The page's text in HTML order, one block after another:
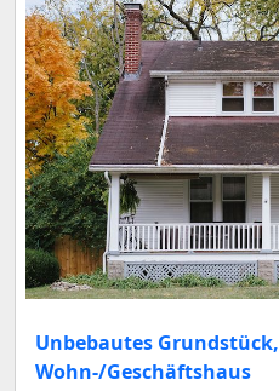
Unbebautes Grundstück,
Wohn-/Geschäftshaus